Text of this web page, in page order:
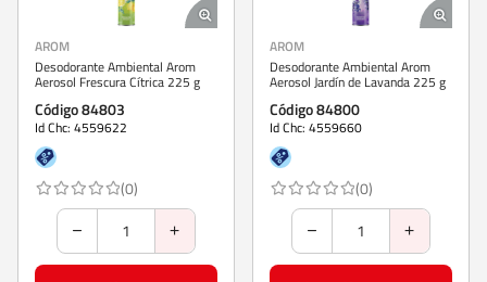
AROM
Desodorante Ambiental Arom
Aerosol Frescura Cítrica 225 g
Código 84803
Id Chc: 4559622
(0)
AROM
Desodorante Ambiental Arom
Aerosol Jardín de Lavanda 225 g
Código 84800
Id Chc: 4559660
(0)